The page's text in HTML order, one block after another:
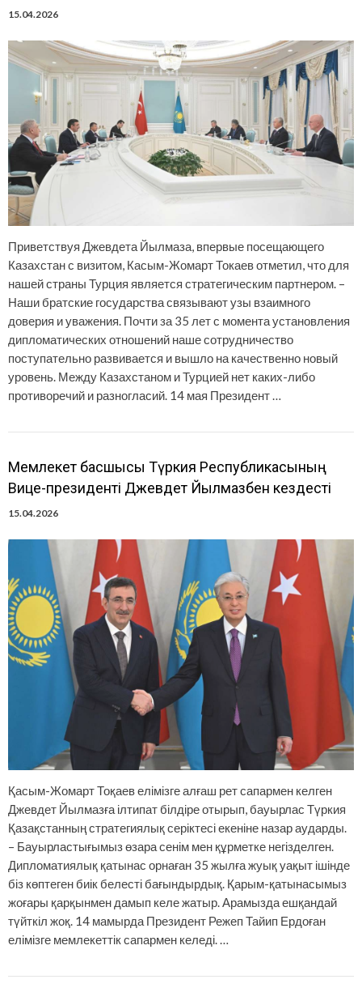
15.04.2026
Приветствуя Джевдета Йылмаза, впервые посещающего
Казахстан с визитом, Касым-Жомарт Токаев отметил, что для
нашей страны Турция является стратегическим партнером. –
Наши братские государства связывают узы взаимного
доверия и уважения. Почти за 35 лет с момента установления
дипломатических отношений наше сотрудничество
поступательно развивается и вышло на качественно новый
уровень. Между Казахстаном и Турцией нет каких-либо
противоречий и разногласий. 14 мая Президент …
Мемлекет басшысы Түркия Республикасының
Вице-президенті Джевдет Йылмазбен кездесті
15.04.2026
Қасым-Жомарт Тоқаев елімізге алғаш рет сапармен келген
Джевдет Йылмазға ілтипат білдіре отырып, бауырлас Түркия
Қазақстанның стратегиялық серіктесі екеніне назар аударды.
– Бауырластығымыз өзара сенім мен құрметке негізделген.
Дипломатиялық қатынас орнаған 35 жылға жуық уақыт ішінде
біз көптеген биік белесті бағындырдық. Қарым-қатынасымыз
жоғары қарқынмен дамып келе жатыр. Арамызда ешқандай
түйткіл жоқ. 14 мамырда Президент Режеп Тайип Ердоған
елімізге мемлекеттік сапармен келеді. …